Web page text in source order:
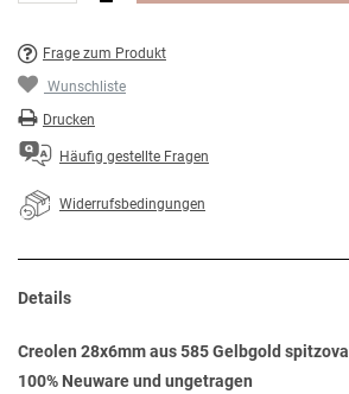
Frage zum Produkt
Wunschliste
Drucken
Häufig gestellte Fragen
Widerrufsbedingungen
Details
Creolen 28x6mm aus 585 Gelbgold spitzoval
100% Neuware und ungetragen